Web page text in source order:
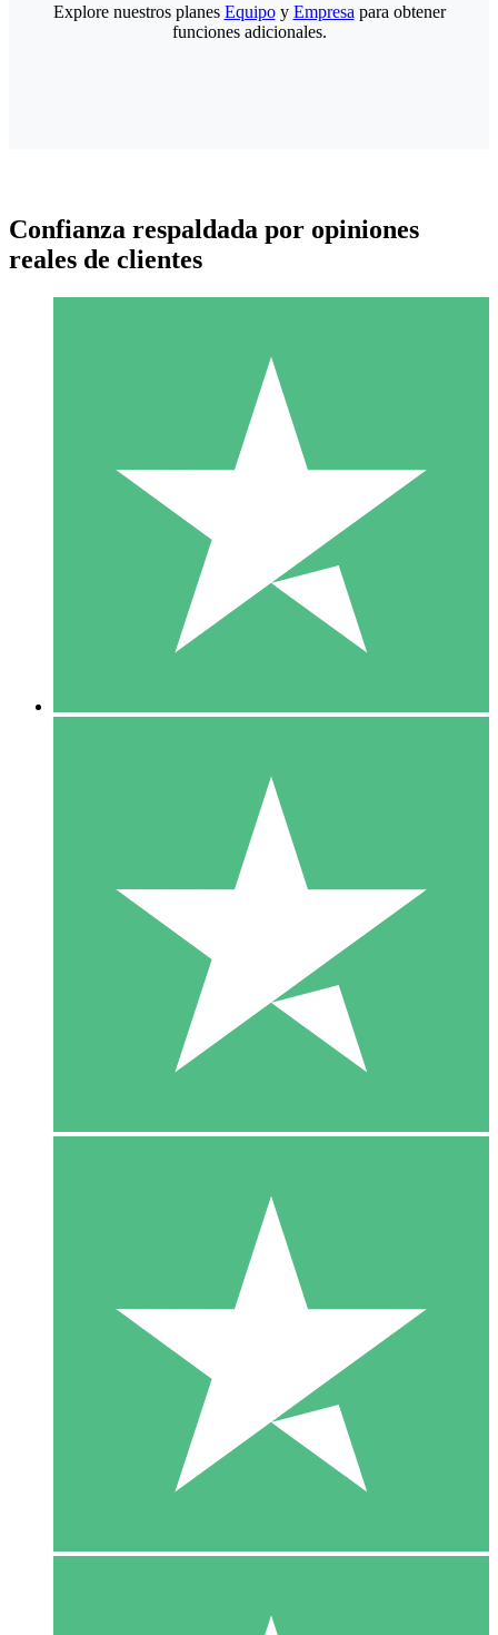
Paquetes de Créditos Individuales
Paga según el uso con créditos de descarga. Sin compromiso
10 00
10 Descargas
20 00
Explore nuestros planes Equipoy Empresa para obtener
funciones adicionales.
Confianza respaldada por opiniones
reales de clientes